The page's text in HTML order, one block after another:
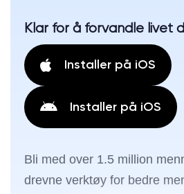
Klar for å forvandle livet
Installer på iOS
Installer på iOS
Bli med over 1.5 million
drevne verktøy for bedre